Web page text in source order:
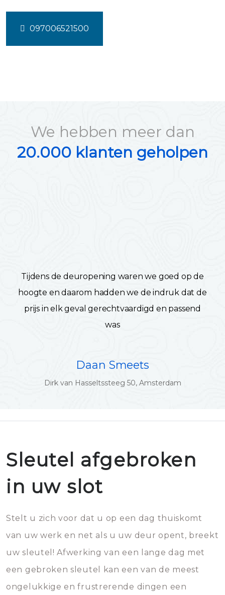
097006521500
We hebben meer dan
20.000 klanten geholpen
Tijdens de deuropening waren we goed op de
hoogte en daarom hadden we de indruk dat de
prijs in elk geval gerechtvaardigd en passend
was
Daan Smeets
Dirk van Hasseltssteeg 50, Amsterdam
Sleutel afgebroken
in uw slot
Stelt u zich voor dat u op een dag thuiskomt
van uw werk en net als u uw deur opent, breekt
uw sleutel! Afwerking van een lange dag met
een gebroken sleutel kan een van de meest
ongelukkige en frustrerende dingen een